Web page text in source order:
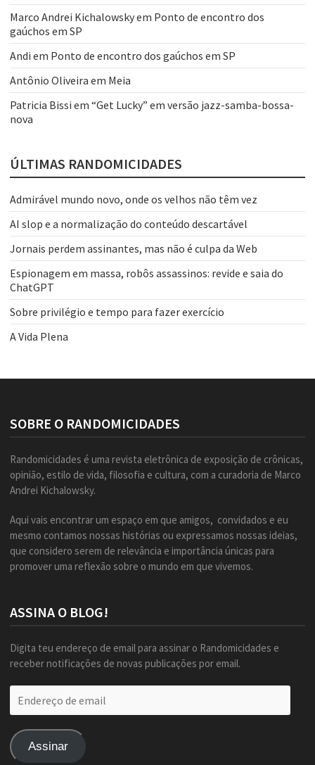
Marco Andrei Kichalowskyem Ponto de encontro dos
gaúchos em SP
Andi em Ponto de encontro dos gaúchos em SP
Antônio Oliveira em Meia
Patricia Bissi em “Get Lucky” em versão jazz-samba-bossa-
nova
ÚLTIMAS RANDOMICIDADES
Admirável mundo novo, onde os velhos não têm vez
AI slop e a normalização do conteúdo descartável
Jornais perdem assinantes, mas não é culpa da Web
Espionagem em massa, robôs assassinos: revide e saia do
ChatGPT
Sobre privilégio e tempo para fazer exercício
A Vida Plena
SOBRE O RANDOMICIDADES
Randomicidades é uma revista eletrônica de exposição de crônicas,
opinião, estilo de vida, filosofia e cultura, com a curadoria de Marco
Andrei Kichalowsky.
Aqui vais encontrar um espaço em que amigos, convidados e eu
mesmo contamos nossas histórias ou expressamos nossas ideias,
que considero serem de relevância e importância únicas para
promover uma reflexão sobre o mundo em que vivemos.
ASSINA O BLOG!
Digita teu endereço de email para assinar o Randomicidades e
receber notificações de novas publicações por email.
de
Assinar